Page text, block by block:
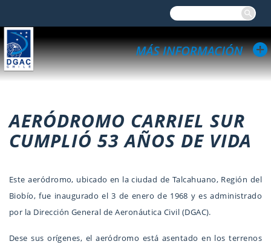
AERÓDROMO CARRIEL SUR
CUMPLIÓ 53 AÑOS DE VIDA
Este aeródromo, ubicado en la ciudad de Talcahuano, Región del
Biobío, fue inaugurado el 3 de enero de 1968 y es administrado
por la Dirección General de Aeronáutica Civil (DGAC).
Dese sus orígenes, el aeródromo está asentado en los terrenos